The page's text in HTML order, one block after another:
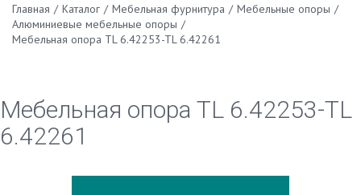
Главная / Каталог / Мебельная фурнитура / Мебельные опоры /
Алюминиевые мебельные опоры /
Мебельная опора TL 6.42253-TL 6.42261
Мебельная опора TL 6.42253-TL
6.42261